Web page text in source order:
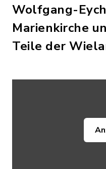
Wolfgang-
Marienkirche
Teile der